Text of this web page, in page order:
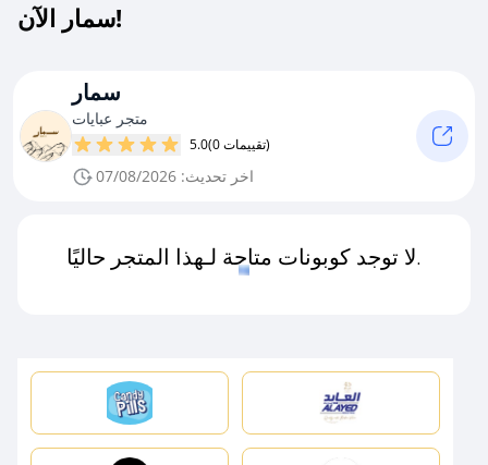
سمار الآن!
سمار
متجر عبايات
5.0 (0 تقييمات)
اخر تحديث: 07/08/2026
لا توجد كوبونات متاحة لـهذا المتجر حاليًا.